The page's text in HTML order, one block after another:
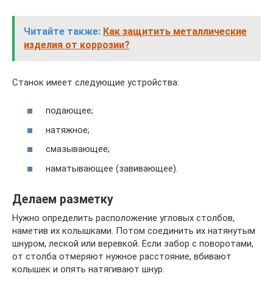
Читайте также: Как защитить металлические
изделия от коррозии?
Станок имеет следующие устройства:
подающее;
натяжное;
смазывающее;
наматывающее (завивающее).
Делаем разметку
Нужно определить расположение угловых столбов,
наметив их колышками. Потом соединить их натянутым
шнуром, леской или веревкой. Если забор с поворотами,
от столба отмеряют нужное расстояние, вбивают
колышек и опять натягивают шнур.